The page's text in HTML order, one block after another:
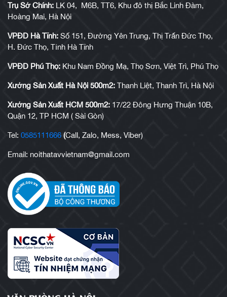
Trụ Sở Chính: LK 04, M6B, TT6, Khu đô thị Bắc Linh Đàm,
Hoàng Mai, Hà Nội
VPĐD Hà Tĩnh: Số 151, Đường Yên Trung, Thị Trấn Đức Thọ,
H. Đức Thọ, Tỉnh Hà Tĩnh
VPĐD Phú Thọ: Khu Nam Đồng Mạ, Thọ Sơn, Việt Trì, Phú Thọ
Xưởng Sản Xuất Hà Nội 500m2: Thanh Liệt, Thanh Trì, Hà Nội
Xưởng Sản Xuất HCM 500m2: 17/22 Đông Hưng Thuận 10B,
Quận 12, TP HCM ( Sài Gòn)
Tel: 0585111666 (Call, Zalo, Mess, Viber)
Email: noithatavvietnam@gmail.com